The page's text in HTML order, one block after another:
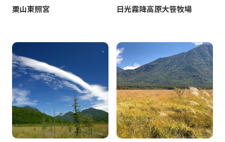
栗山東照宮 日光霧降高原大笹牧場